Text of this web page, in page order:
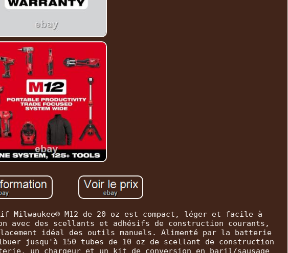
M12 de 20 oz est compact, léger et facile à
avec des scellants et adhésifs de construction courants,
idéal des outils manuels. Alimenté par la batterie
jusqu'à 150 tubes de 10 oz de scellant de construction
un chargeur et un kit de conversion en baril/sausage